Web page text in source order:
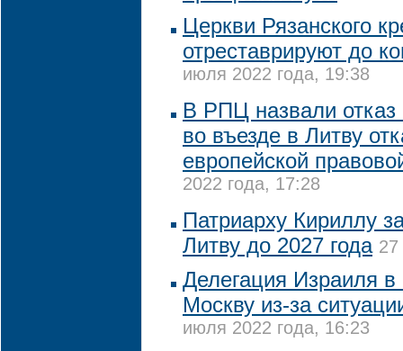
Церкви Рязанского
отреставрируют до
июля 2022 года, 19:38
В РПЦ назвали отказ
во въезде в Литву
европейской
2022 года, 17:28
Патриарху Кириллу
Литву до 2027 года
Делегация Израиля в
Москву из-за
июля 2022 года, 16:23